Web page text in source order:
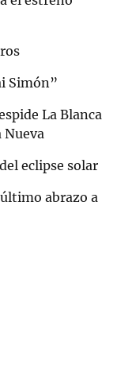
Simón”
La Blanca
Nueva
eclipse solar
abrazo a